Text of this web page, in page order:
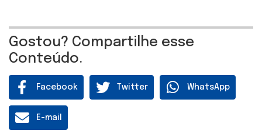
Gostou? Compartilhe esse
Conteúdo.
Facebook Twitter WhatsApp
E-mail